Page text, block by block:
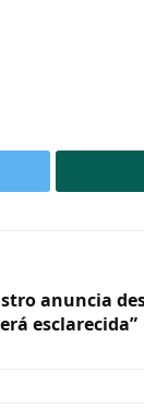
anuncia
esclarecida”